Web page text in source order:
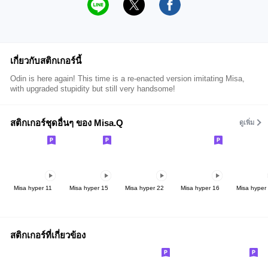
เกี่ยวกับสติกเกอร์นี้
Odin is here again! This time is a re-enacted version imitating Misa,
with upgraded stupidity but still very handsome!
สติกเกอร์ชุดอื่นๆ ของ Misa.Q ดูเพิ่ม
Misa hyper 11 Misa hyper 15 Misa hyper 22 Misa hyper 16 Misa hyper
สติกเกอร์ที่เกี่ยวข้อง